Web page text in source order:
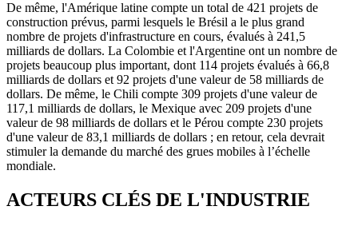
De même, l'Amérique latine compte un total de 421 projets de
construction prévus, parmi lesquels le Brésil a le plus grand
nombre de projets d'infrastructure en cours, évalués à 241,5
milliards de dollars. La Colombie et l'Argentine ont un nombre de
projets beaucoup plus important, dont 114 projets évalués à 66,8
milliards de dollars et 92 projets d'une valeur de 58 milliards de
dollars. De même, le Chili compte 309 projets d'une valeur de
117,1 milliards de dollars, le Mexique avec 209 projets d'une
valeur de 98 milliards de dollars et le Pérou compte 230 projets
d'une valeur de 83,1 milliards de dollars ; en retour, cela devrait
stimuler la demande du marché des grues mobiles à l’échelle
mondiale.
ACTEURS CLÉS DE L'INDUSTRIE